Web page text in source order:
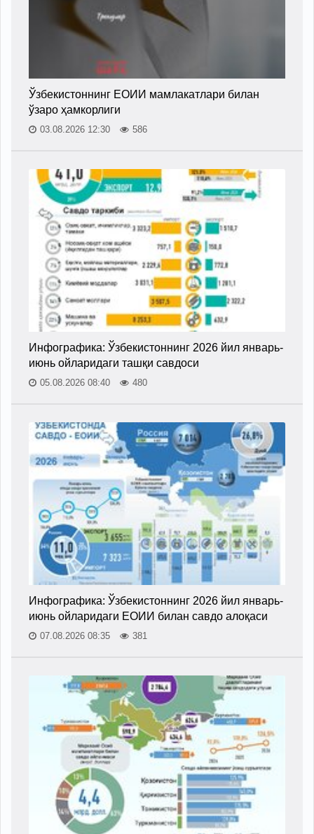
Ўзбекистоннинг ЕОИИ мамлакатлари билан
ўзаро ҳамкорлиги
03.08.2026 12:30 586
Инфографика: Ўзбекистоннинг 2026 йил январь-
июнь ойларидаги ташқи савдоси
05.08.2026 08:40 480
Инфографика: Ўзбекистоннинг 2026 йил январь-
июнь ойларидаги ЕОИИ билан савдо алоқаси
07.08.2026 08:35 381